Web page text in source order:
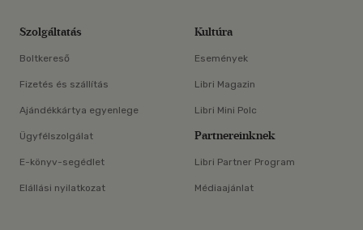
Szolgáltatás
Boltkereső
Fizetés és szállítás
Ajándékkártya egyenlege
Ügyfélszolgálat
E-könyv-segédlet
Elállási nyilatkozat
Kultúra
Események
Libri Magazin
Libri Mini Polc
Partnereinknek
Libri Partner Program
Médiaajánlat